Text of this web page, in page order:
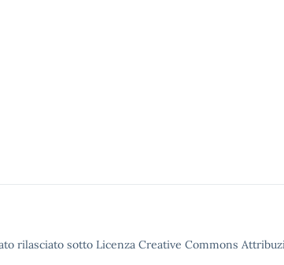
rilasciato sotto Licenza Creative Commons